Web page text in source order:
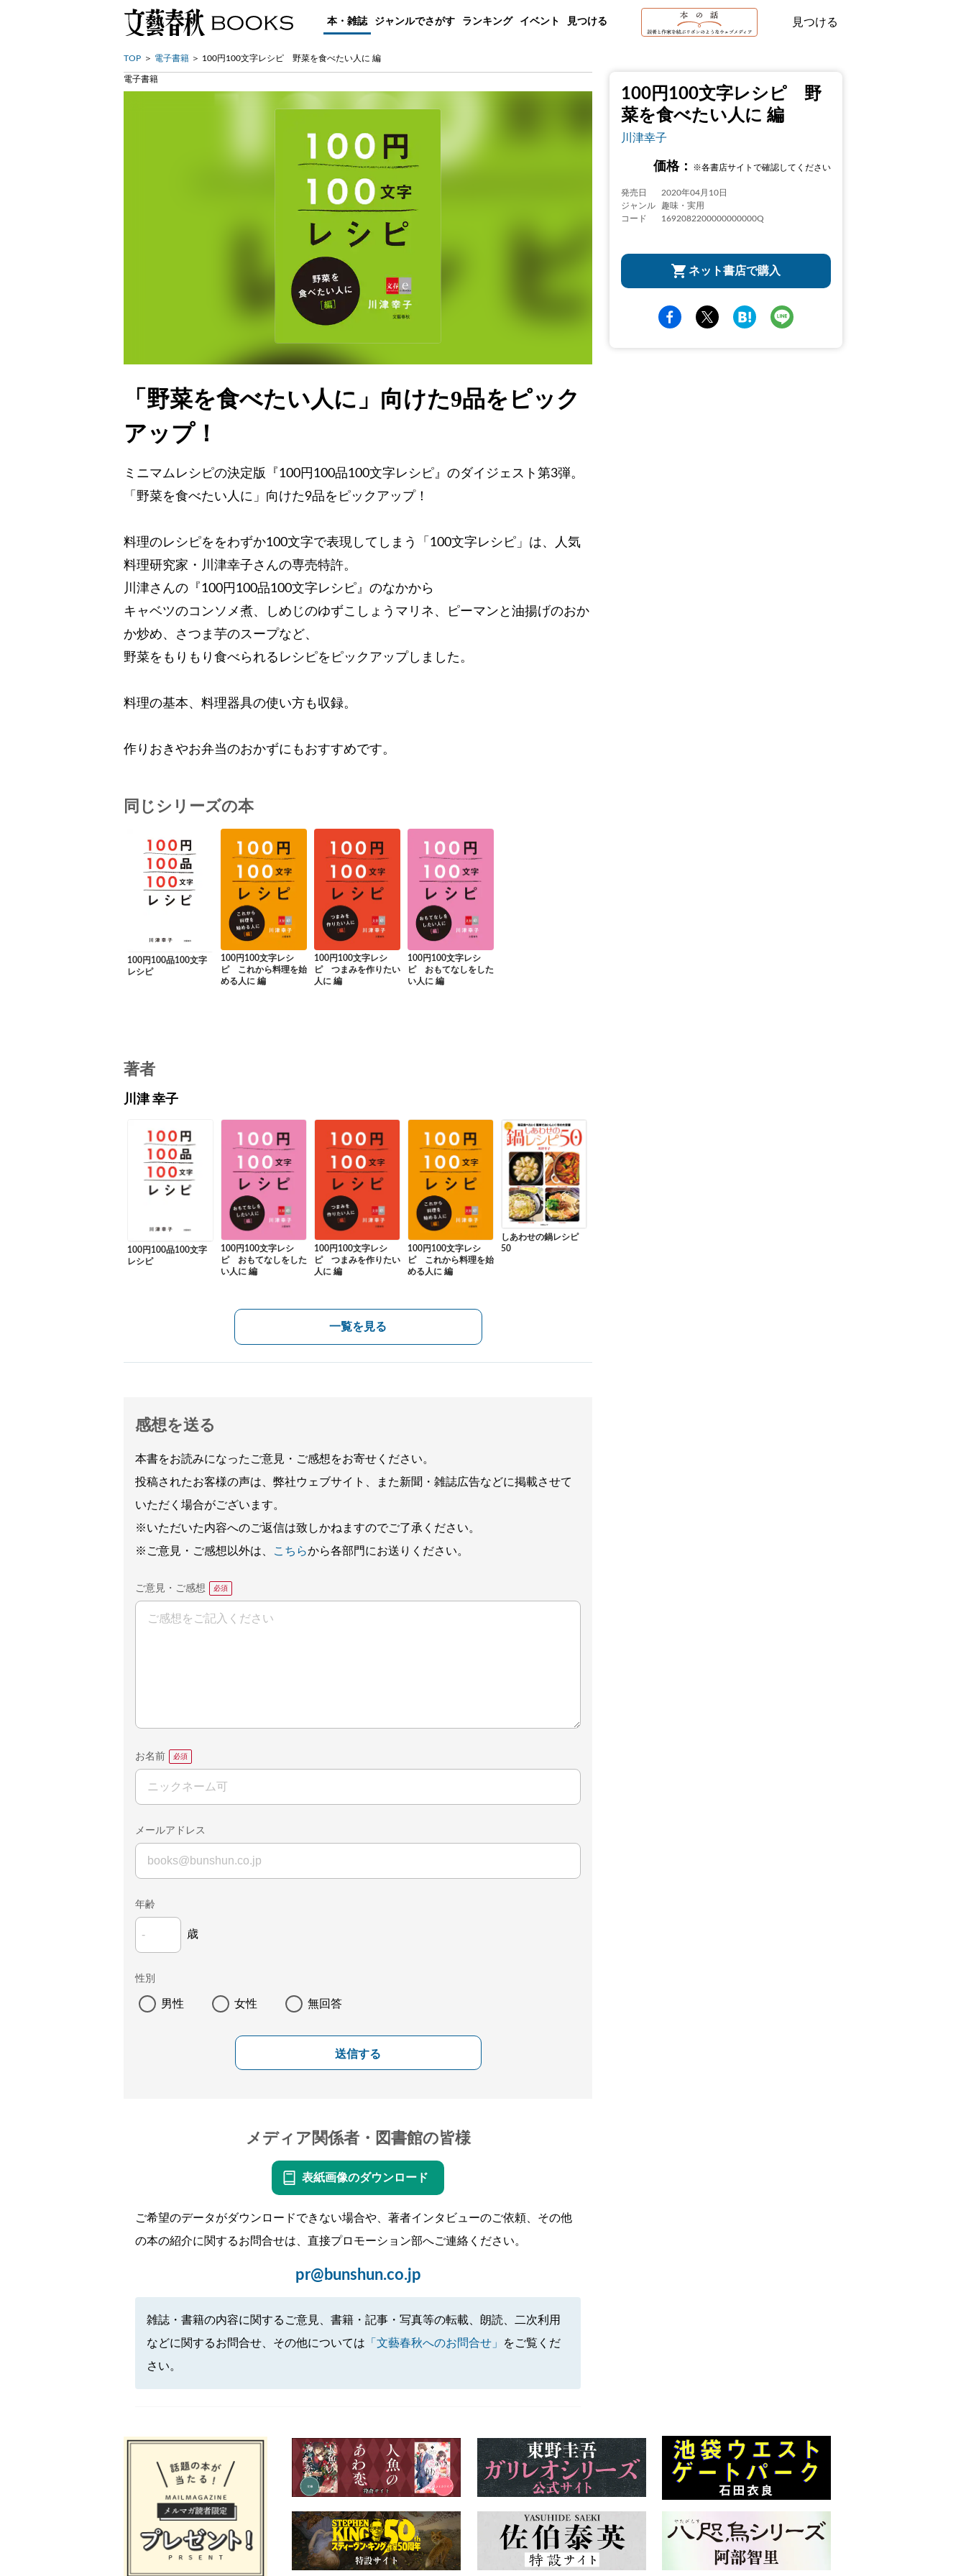
本・雑誌 ジャンルでさがす ランキング イベント 見つける 見つける
TOP 電子書籍 100円100文字レシピ 野菜を食べたい人に 編
100円100文字レシピ 野
菜を食べたい人に 編
川津幸子
価格： ※各書店サイトで確認してください
発売日
2020年04月10日
ジャンル
趣味・実用
コード
1692082200000000000Q
ネット書店で購入
電子書籍
「野菜を食べたい人に」向けた9品をピック
アップ！
ミニマムレシピの決定版『100円100品100文字レシピ』のダイジェスト第3弾。
「野菜を食べたい人に」向けた9品をピックアップ！
料理のレシピををわずか100文字で表現してしまう「100文字レシピ」は、人気
料理研究家・川津幸子さんの専売特許。
川津さんの『100円100品100文字レシピ』のなかから
キャベツのコンソメ煮、しめじのゆずこしょうマリネ、ピーマンと油揚げのおか
か炒め、さつま芋のスープなど、
野菜をもりもり食べられるレシピをピックアップしました。
料理の基本、料理器具の使い方も収録。
作りおきやお弁当のおかずにもおすすめです。
同じシリーズの本
100円100品100文字
レシピ
100円100文字レシ
ピ これから料理を始
める人に 編
100円100文字レシ
ピ つまみを作りたい
人に 編
100円100文字レシ
ピ おもてなしをした
い人に 編
著者
川津 幸子
100円100品100文字
レシピ
100円100文字レシ
ピ おもてなしをした
い人に 編
100円100文字レシ
ピ つまみを作りたい
人に 編
100円100文字レシ
ピ これから料理を始
める人に 編
しあわせの鍋レシピ
50
一覧を見る
感想を送る
本書をお読みになったご意見・ご感想をお寄せください。
投稿されたお客様の声は、弊社ウェブサイト、また新聞・雑誌広告などに掲載させて
いただく場合がございます。
※いただいた内容へのご返信は致しかねますのでご了承ください。
※ご意見・ご感想以外は、
こちらから各部門にお送りください。
ご意見・ご感想
お名前
メールアドレス
年齢
歳
性別
男性 女性 無回答
送信する
メディア関係者・図書館の皆様
表紙画像のダウンロード
ご希望のデータがダウンロードできない場合や、著者インタビューのご依頼、その他
の本の紹介に関するお問合せは、直接プロモーション部へご連絡ください。
pr@bunshun.co.jp
雑誌・書籍の内容に関するご意見、書籍・記事・写真等の転載、朗読、二次利用
などに関するお問合せ、その他については 「文藝春秋へのお問合せ」
をご覧くだ
さい。